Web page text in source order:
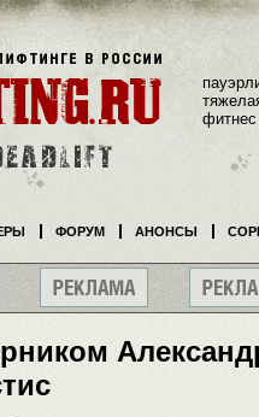
фитнес
ФОРУМ АНОНСЫ